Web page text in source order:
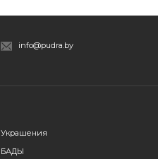
info@pudra.by
Украшения
БАДЫ